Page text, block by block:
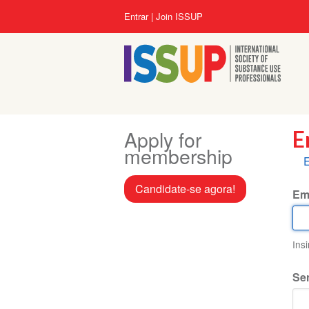
Menu
da
conta
do
usuário
Entrar Join ISSUP
Apply for
membership
Candidate-se agora!